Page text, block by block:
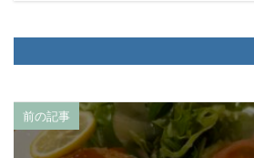
前の記事